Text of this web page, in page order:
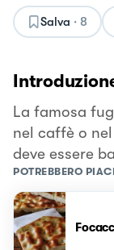
Salva · 8
La famosa
nel caffè o
deve essere
POTREBBERO